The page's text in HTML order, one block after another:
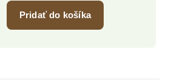
Pridať do košíka